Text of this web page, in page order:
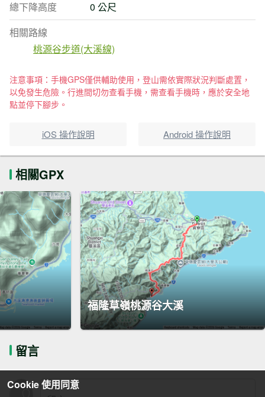
總下降高度
0 公尺
相關路線
桃源谷步道(大溪線)
注意事項：手機GPS僅供輔助使用，登山需依實際狀況判斷處置，
以免發生危險。行進間切勿查看手機，需查看手機時，應於安全地
點並停下腳步。
iOS 操作說明 Android 操作說明
相關GPX
福隆草嶺桃源谷大溪
留言
Cookie 使用同意